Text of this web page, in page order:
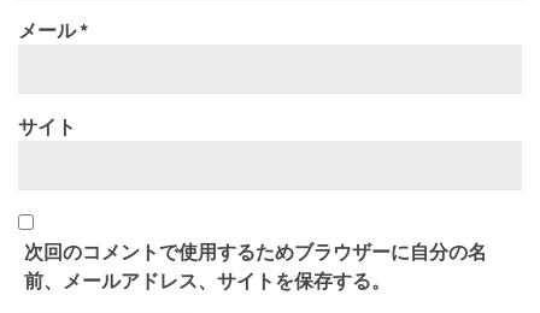
メール*
サイト
次回のコメントで使用するためブラウザーに自分の名
前、メールアドレス、サイトを保存する。